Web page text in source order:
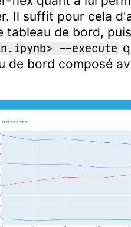
Il suffit pour cela
tableau de bord,
--execute
de bord composé